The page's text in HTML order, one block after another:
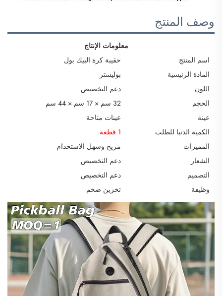
وصف المنتج
معلومات الإنتاج
اسم المنتج
حقيبة كرة البيك بول
المادة الرئيسية
بوليستر
اللون
دعم التخصيص
الحجم
32 سم × 17 سم × 44 سم
عينة
عينات متاحة
الكمية الدنيا للطلب
1 قطعة
المميزات
مريح وسهل الاستخدام
الشعار
دعم التخصيص
التصميم
دعم التخصيص
وظيفة
تخزين ضخم